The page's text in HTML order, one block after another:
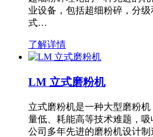
业设备，包括超细粉碎，分
式…
了解详情
LM 立式磨粉机
立式磨粉机是一种大型磨粉
量低、耗能高等技术难题，
公司多年先进的磨粉机设计